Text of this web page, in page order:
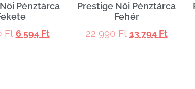
Pénztárca
Ft 6 594 Ft
Prestige Női Pénztárca
Fehér
22 990Ft 13 794 Ft